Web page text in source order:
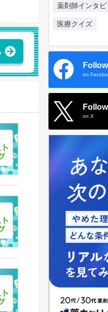
薬剤師インタビ
医療クイズ
Follow
on
Follow
on X